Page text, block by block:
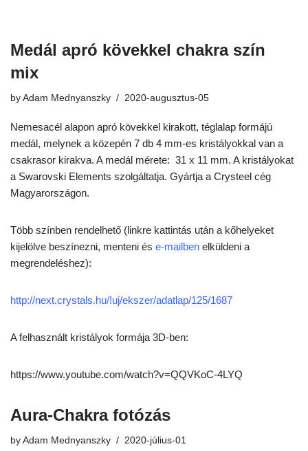
Medál apró kövekkel chakra szín
mix
by Adam Mednyanszky 2020-augusztus-05
Nemesacél alapon apró kövekkel kirakott, téglalap formájú
medál, melynek a közepén 7 db 4 mm-es kristályokkal van a
csakrasor kirakva. A medál mérete: 31 x 11 mm. A kristályokat
a Swarovski Elements szolgáltatja. Gyártja a Crysteel cég
Magyarországon.
Több színben rendelhető (linkre kattintás után a kőhelyeket
kijelölve beszínezni, menteni és e-mailben elküldeni a
megrendeléshez):
http://next.crystals.hu/!uj/ekszer/adatlap/125/1687
A felhasznált kristályok formája 3D-ben:
https://www.youtube.com/watch?v=QQVKoC-4LYQ
Aura-Chakra fotózás
by Adam Mednyanszky 2020-július-01